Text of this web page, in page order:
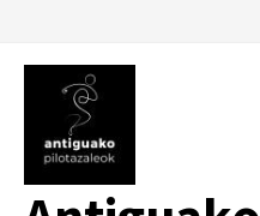
contenido